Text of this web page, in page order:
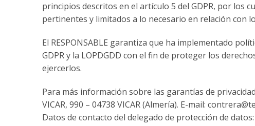
principios descritos en el artículo 5 del GDPR, por los
pertinentes y limitados a lo necesario en relación con
El RESPONSABLE garantiza que ha implementado
GDPR y la LOPDGDD con el fin de proteger los
ejercerlos.
Para más información sobre las garantías de privacidad,
VICAR, 990 – 04738 VICAR (Almería). E-mail:
Datos de contacto del delegado de protección de datos: